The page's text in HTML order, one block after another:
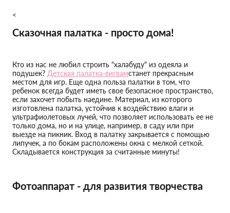
<
Сказочная палатка - просто дома!
Кто из нас не любил строить "халабуду" из одеяла и
подушек? Детская палатка-вигвамстанет прекрасным
местом для игр. Еще одна польза палатки в том, что
ребенок всегда будет иметь свое безопасное пространство,
если захочет побыть наедине. Материал, из которого
изготовлена палатка, устойчив к воздействию влаги и
ультрафиолетовых лучей, что позволяет использовать ее не
только дома, но и на улице, например, в саду или при
выезде на пикник. Вход в палатку закрывается с помощью
липучек, а по бокам расположены окна с мелкой сеткой.
Складывается конструкция за считанные минуты!
Фотоаппарат - для развития творчества